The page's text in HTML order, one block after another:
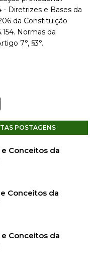
Diretrizes e Bases da
da Constituição
Normas da
7°, §3°.
POSTAGENS
Conceitos da
Conceitos da
Conceitos da